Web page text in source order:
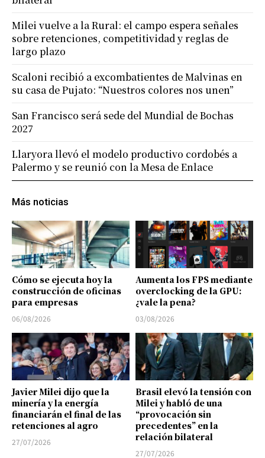
Más noticias
Cómo se ejecuta hoy la
construcción de oficinas
para empresas
06/08/2026
Aumenta los FPS mediante
overclocking de la GPU:
¿vale la pena?
03/08/2026
Javier Milei dijo que la
minería y la energía
financiarán el final de las
retenciones al agro
27/07/2026
Brasil elevó la tensión con
Milei y habló de una
“provocación sin
precedentes” en la
relación bilateral
27/07/2026
Milei vuelve a la Rural: el campo espera señales
sobre retenciones, competitividad y reglas de
largo plazo
Scaloni recibió a excombatientes de Malvinas en
su casa de Pujato: “Nuestros colores nos unen”
San Francisco será sede del Mundial de Bochas
2027
Llaryora llevó el modelo productivo cordobés a
Palermo y se reunió con la Mesa de Enlace